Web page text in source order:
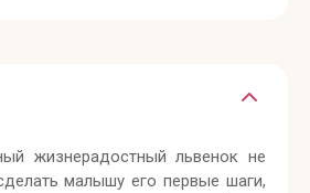
жизнерадостный львенок не
малышу его первые шаги,